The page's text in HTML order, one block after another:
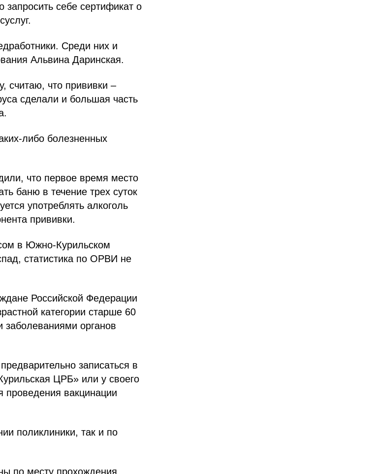
запросить себе сертификат о
Среди них и
Альвина Даринская.
считаю, что прививки –
сделали и большая часть
либо болезненных
что первое время место
баню в течение трех суток
употреблять алкоголь
прививки.
в Южно-Курильском
статистика по ОРВИ не
Российской Федерации
категории старше 60
органов
записаться в
ЦРБ» или у своего
проведения вакцинации
поликлиники, так и по
по месту прохождения